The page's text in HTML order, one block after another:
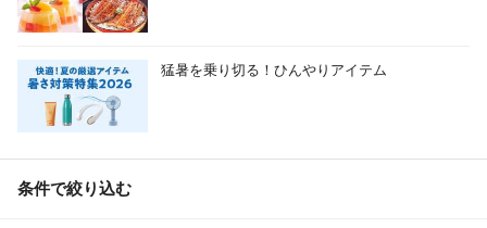
猛暑を乗り切る！ひんやりアイテム
条件で絞り込む